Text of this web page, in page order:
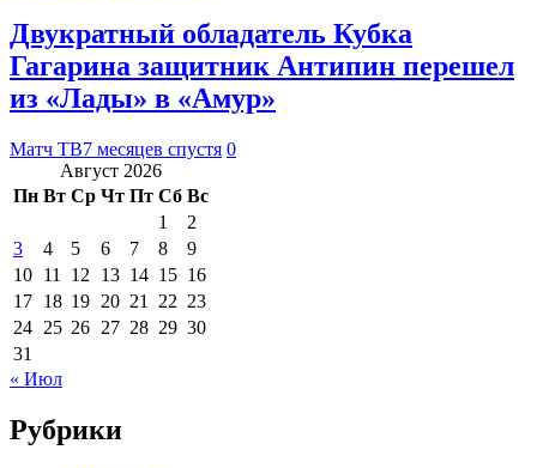
Двукратный обладатель Кубка
Гагарина защитник Антипин перешел
из «Лады» в «Амур»
Матч ТВ7 месяцев спустя 0
Август 2026
Пн Вт Ср Чт Пт Сб Вс
1
2
3
4 5 6 7 8
9
10 11 12 13 14 15 16
17 18 19 20 21 22 23
24 25 26 27 28 29 30
31
« Июл
Рубрики